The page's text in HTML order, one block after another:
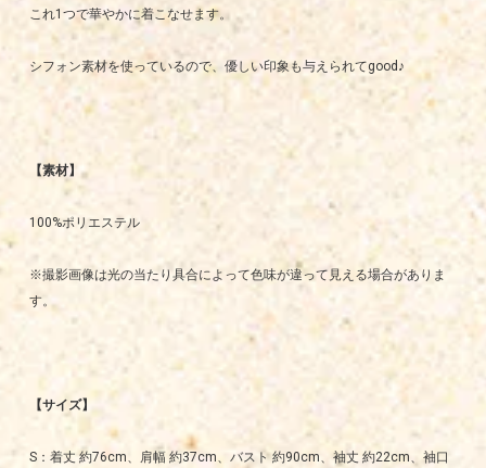
これ1つで華やかに着こなせます。
シフォン素材を使っているので、優しい印象も与えられてgood♪
【素材】
100%ポリエステル
※撮影画像は光の当たり具合によって色味が違って見える場合がありま
す。
【サイズ】
S：着丈 約76cm、肩幅 約37cm、バスト 約90cm、袖丈 約22cm、袖口